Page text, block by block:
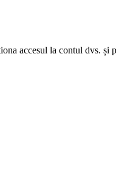
accesul la contul dvs. și